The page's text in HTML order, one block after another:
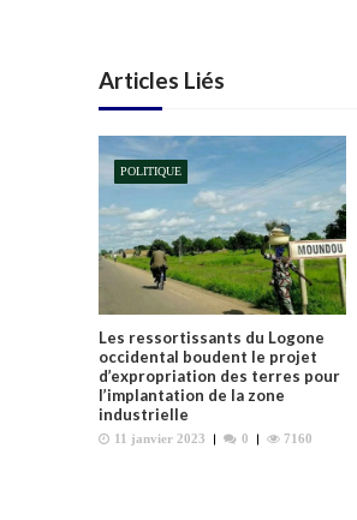
i
g
t
i
o
n
d
e
l
’
a
r
t
Articles Liés
POLITIQUE
Les ressortissants du Logone
occidental boudent le projet
d’expropriation des terres pour
l’implantation de la zone
industrielle
11 janvier 2023 0 7160